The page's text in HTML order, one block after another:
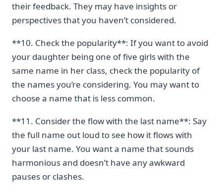
their feedback. They may have insights or⁤
perspectives that you‍ haven’t considered.
**10. Check the popularity**: If you want to avoid
your daughter being one of five girls with the
same name in her class, ‍check the popularity of
the names‌ you’re ⁤considering. You may want to
choose a name ⁣that is less‌ common.
**11. Consider the flow with ​the last name**: Say
the full name out loud to see how it flows with
your last‌ name. You want a name that sounds
harmonious and⁤ doesn’t have any awkward
pauses or clashes.